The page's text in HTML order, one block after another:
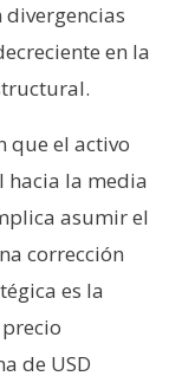
divergencias
en la
que el activo
hacia la media
asumir el
corrección
es la
de USD